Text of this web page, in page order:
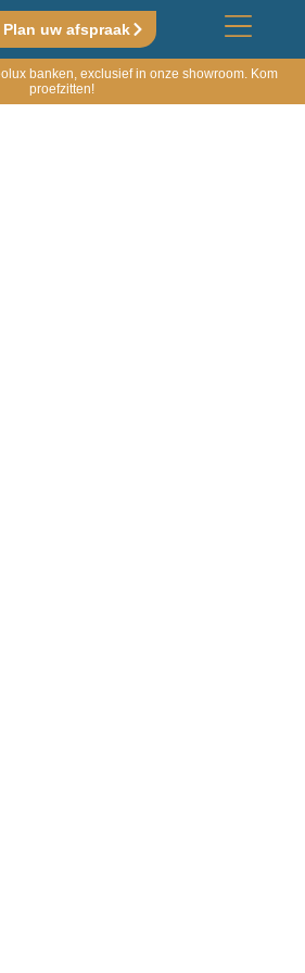
Plan uw afspraak
banken, exclusief in onze showroom. Kom
proefzitten!